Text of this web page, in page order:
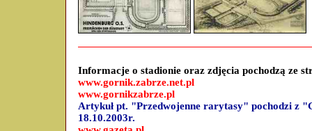
Informacje o stadionie oraz zdjęcia pochodzą ze
www.gornik.zabrze.net.pl
www.gornikzabrze.pl
Artykuł pt. "Przedwojenne rarytasy" pochodzi z
18.10.2003r.